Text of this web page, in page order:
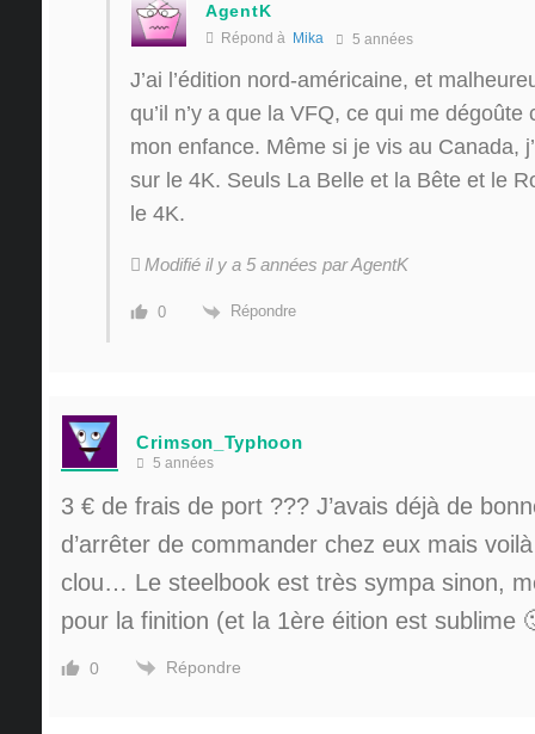
AgentK
Répond à Mika 5 années
J’ai l’édition nord-américaine, et
qu’il n’y a que la VFQ, ce qui me
mon enfance. Même si je vis au Canada,
sur le 4K. Seuls La Belle et la Bête et le
le 4K.
Modifié il y a 5 années par AgentK
0 Répondre
Crimson_Typhoon
5 années
3 € de frais de port ??? J’avais déjà de
d’arrêter de commander chez eux mais
clou… Le steelbook est très sympa sinon,
pour la finition (et la 1ère éition est sublime
0 Répondre